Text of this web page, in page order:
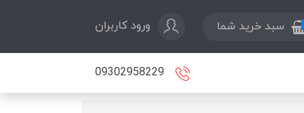
سبد خرید شما ورود کاربران